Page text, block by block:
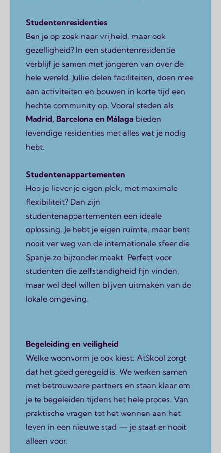
Studentenresidenties
Ben je op zoek naar vrijheid, maar ook
gezelligheid? In een studentenresidentie
verblijf je samen met jongeren van over de
hele wereld. Jullie delen faciliteiten, doen mee
aan activiteiten en bouwen in korte tijd een
hechte community op. Vooral steden als
Madrid, Barcelona en Málaga bieden
levendige residenties met alles wat je nodig
hebt.
Studentenappartementen
Heb je liever je eigen plek, met maximale
flexibiliteit? Dan zijn
studentenappartementen een ideale
oplossing. Je hebt je eigen ruimte, maar bent
nooit ver weg van de internationale sfeer die
Spanje zo bijzonder maakt. Perfect voor
studenten die zelfstandigheid fijn vinden,
maar wel deel willen blijven uitmaken van de
lokale omgeving.
Begeleiding en veiligheid
Welke woonvorm je ook kiest: AtSkool zorgt
dat het goed geregeld is. We werken samen
met betrouwbare partners en staan klaar om
je te begeleiden tijdens het hele proces. Van
praktische vragen tot het wennen aan het
leven in een nieuwe stad — je staat er nooit
alleen voor.